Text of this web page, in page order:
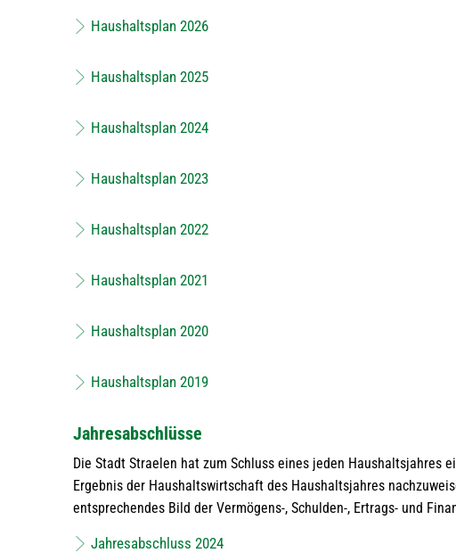
Haushaltsplan 2026
Haushaltsplan 2025
Haushaltsplan 2024
Haushaltsplan 2023
Haushaltsplan 2022
Haushaltsplan 2021
Haushaltsplan 2020
Haushaltsplan 2019
Jahresabschlüsse
Die Stadt Straelen hat zum Schluss eines jeden Haushaltsjahres
Ergebnis der Haushaltswirtschaft des Haushaltsjahres
entsprechendes Bild der Vermögens-, Schulden-, Ertrags- und
Jahresabschluss 2024